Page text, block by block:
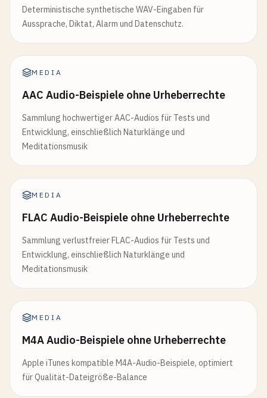
Deterministische synthetische WAV-Eingaben für
Aussprache, Diktat, Alarm und Datenschutz.
MEDIA
AAC Audio-Beispiele ohne Urheberrechte
Sammlung hochwertiger AAC-Audios für Tests und
Entwicklung, einschließlich Naturklänge und
Meditationsmusik
MEDIA
FLAC Audio-Beispiele ohne Urheberrechte
Sammlung verlustfreier FLAC-Audios für Tests und
Entwicklung, einschließlich Naturklänge und
Meditationsmusik
MEDIA
M4A Audio-Beispiele ohne Urheberrechte
Apple iTunes kompatible M4A-Audio-Beispiele, optimiert
für Qualität-Dateigröße-Balance